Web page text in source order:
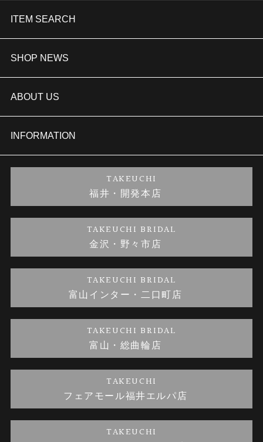
ITEM SEARCH
婚約指輪
結婚指輪
セットリング
婚約ネックレス
金・プラチナのお取引
SHOP NEWS
TAKEUCHI BRIDAL金沢本店情報
商品一覧
ブランドリスト
金澤指輪工房｜手作りペアリング
金澤指輪工房｜手作り結婚指輪 and 婚約指輪
金澤指輪工房｜手作り婚約指輪プロポーズプラン
ABOUT US
会社概要
お客様の声
INFORMATION
プライバシーポリシー
TAKEUCHI
福井・開発本店
TAKEUCHI BRIDAL
金沢・野々市店
TAKEUCHI BRIDAL
富山インター・二口町店
TAKEUCHI BRIDAL
富山・総曲輪店
TAKEUCHI
フェアモール福井エルパ店
TAKEUCHI